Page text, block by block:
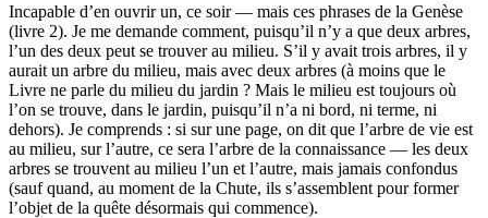
Incapable d’en ouvrir un, ce soir — mais ces phrases de la Genèse
(livre 2). Je me demande comment, puisqu’il n’y a que deux arbres,
l’un des deux peut se trouver au milieu. S’il y avait trois arbres, il y
aurait un arbre du milieu, mais avec deux arbres (à moins que le
Livre ne parle du milieu du jardin ? Mais le milieu est toujours où
l’on se trouve, dans le jardin, puisqu’il n’a ni bord, ni terme, ni
dehors). Je comprends : si sur une page, on dit que l’arbre de vie est
au milieu, sur l’autre, ce sera l’arbre de la connaissance — les deux
arbres se trouvent au milieu l’un et l’autre, mais jamais confondus
(sauf quand, au moment de la Chute, ils s’assemblent pour former
l’objet de la quête désormais qui commence).